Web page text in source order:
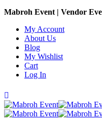
Mabroh Event | Vendor
My Account
About Us
Blog
My Wishlist
Cart
Log In